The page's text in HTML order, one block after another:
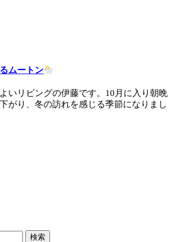
ムートン
いリビングの伊藤です。10月に入り朝晩
がり、冬の訪れを感じる季節になりまし